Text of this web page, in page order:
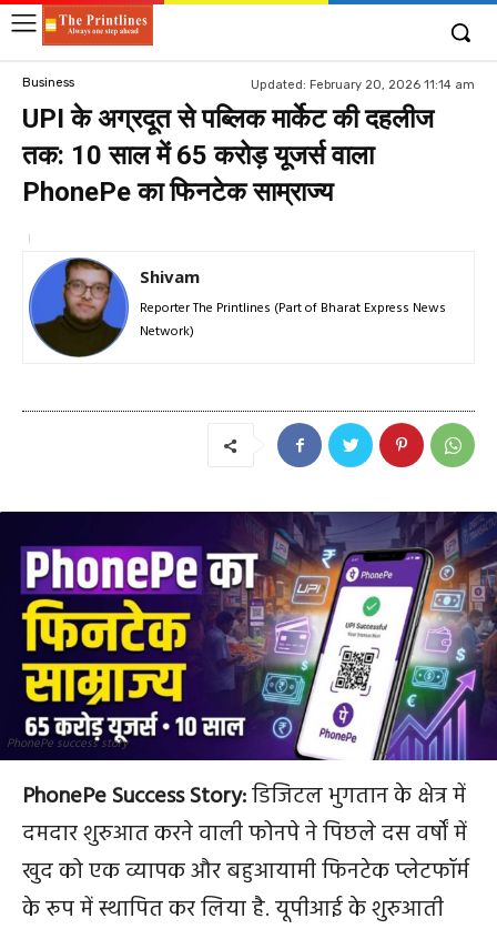
Business Updated: February 20, 2026 11:14 am
UPI के अग्रदूत से पब्लिक मार्केट की दहलीज
तक: 10 साल में 65 करोड़ यूजर्स वाला
PhonePe का फिनटेक साम्राज्य
Shivam
Reporter The Printlines (Part of Bharat Express News
Network)
PhonePe success story
PhonePe Success Story:डिजिटल भुगतान के क्षेत्र में
दमदार शुरुआत करने वाली फोनपे ने पिछले दस वर्षों में
खुद को एक व्यापक और बहुआयामी फिनटेक प्लेटफॉर्म
के रूप में स्थापित कर लिया है. यूपीआई के शुरुआती